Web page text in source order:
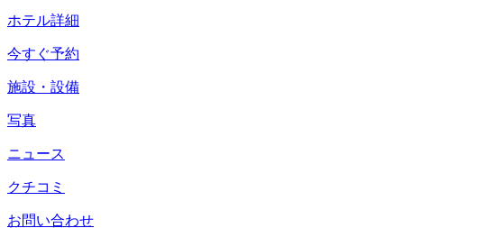
ホテル詳細
今すぐ予約
施設・設備
写真
ニュース
クチコミ
お問い合わせ